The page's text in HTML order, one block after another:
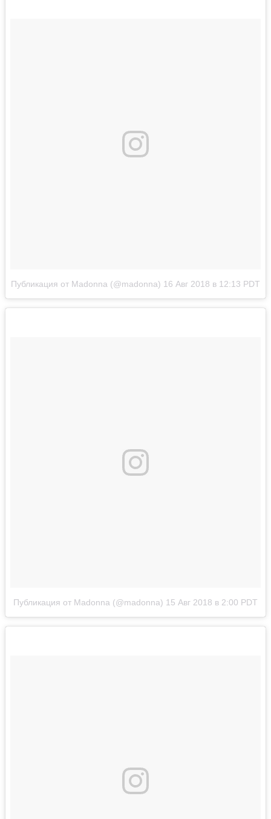
Публикация от Madonna (@madonna) 16 Авг 2018 в 12:13 PDT
Публикация от Madonna (@madonna) 15 Авг 2018 в 2:00 PDT